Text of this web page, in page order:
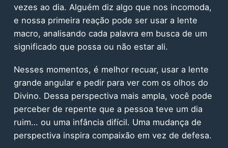
vezes ao dia. Alguém diz algo que nos incomoda,
e nossa primeira reação pode ser usar a lente
macro, analisando cada palavra em busca de um
significado que possa ou não estar ali.
Nesses momentos, é melhor recuar, usar a lente
grande angular e pedir para ver com os olhos do
Divino. Dessa perspectiva mais ampla, você pode
perceber de repente que a pessoa teve um dia
ruim… ou uma infância difícil. Uma mudança de
perspectiva inspira compaixão em vez de defesa.